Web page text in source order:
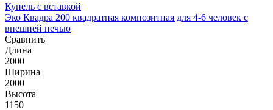
Купель с вставкой
Эко Квадра 200 квадратная композитная для 4-6 человек с
внешней печью
Сравнить
Длина
2000
Ширина
2000
Высота
1150